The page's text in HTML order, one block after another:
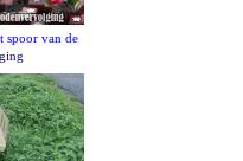
spoor van de